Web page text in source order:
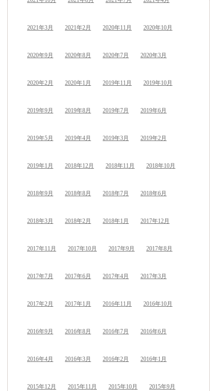
2021年3月 2021年2月 2020年11月 2020年10月
2020年9月 2020年8月 2020年7月 2020年3月
2020年2月 2020年1月 2019年11月 2019年10月
2019年9月 2019年8月 2019年7月 2019年6月
2019年5月 2019年4月 2019年3月 2019年2月
2019年1月 2018年12月 2018年11月 2018年10月
2018年9月 2018年8月 2018年7月 2018年6月
2018年3月 2018年2月 2018年1月 2017年12月
2017年11月 2017年10月 2017年9月 2017年8月
2017年7月 2017年6月 2017年4月 2017年3月
2017年2月 2017年1月 2016年11月 2016年10月
2016年9月 2016年8月 2016年7月 2016年6月
2016年4月 2016年3月 2016年2月 2016年1月
2015年12月 2015年11月 2015年10月 2015年9月